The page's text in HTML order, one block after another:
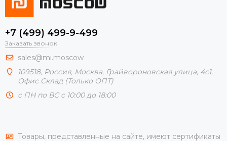
+7 (499) 499-9-499
Заказать звонок
sales@mi.moscow
109518, Россия, Москва, Грайвороновская улица, 4с1,
Офис Склад (Только ОПТ)
с ПН по ВС с 10:00 до 18:00
Товары, представленные на сайте, имеют сертификаты